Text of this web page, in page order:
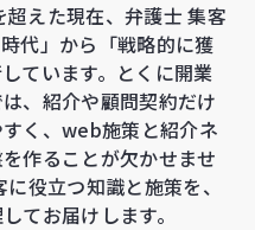
えた現在、弁護士 集客
代」から「戦略的に獲
ています。とくに開業
、紹介や顧問契約だけ
く、web施策と紹介ネ
作ることが欠かせませ
役立つ知識と施策を、
てお届けします。